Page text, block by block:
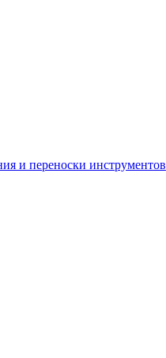
и переноски инструментов